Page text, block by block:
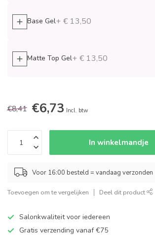
Base Gel+ € 13,50
Matte Top Gel+ € 13,50
€8,41 €6,73 Incl. btw
In winkelmandje
Voor 16:00 besteld = vandaag verzonden
Toevoegen om te vergelijken Deel dit product
Salonkwaliteit voor iedereen
Gratis verzending vanaf €75